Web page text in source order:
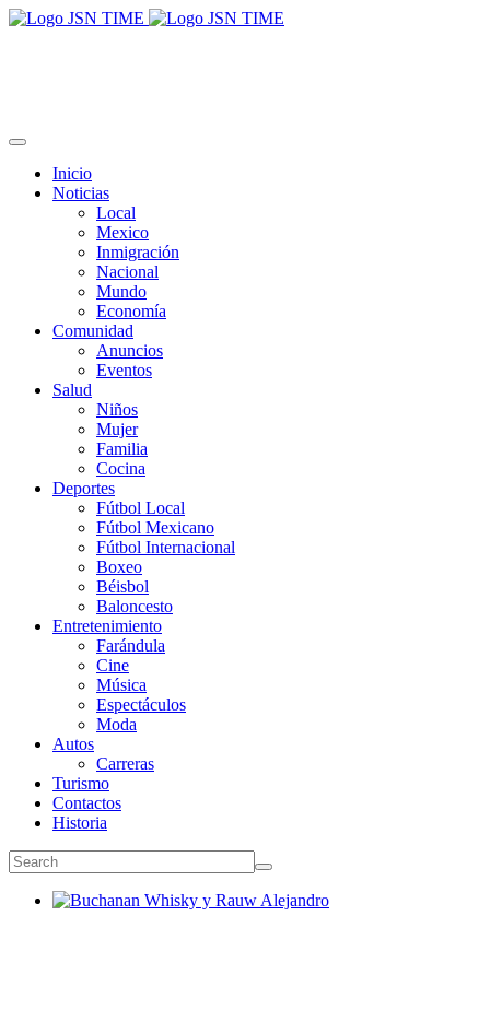
Inicio
Noticias
Local
Mexico
Inmigración
Nacional
Mundo
Economía
Comunidad
Anuncios
Eventos
Salud
Niños
Mujer
Familia
Cocina
Deportes
Fútbol Local
Fútbol Mexicano
Fútbol Internacional
Boxeo
Béisbol
Baloncesto
Entretenimiento
Farándula
Cine
Música
Espectáculos
Moda
Autos
Carreras
Turismo
Contactos
Historia